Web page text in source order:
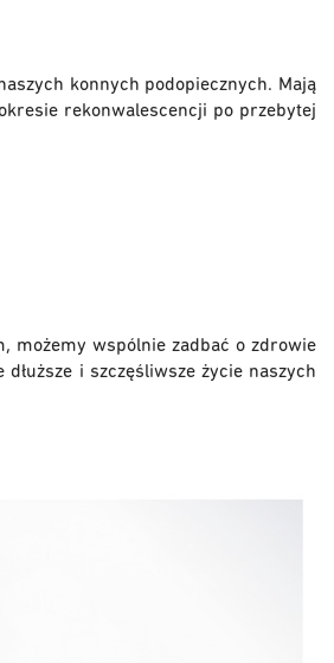
konnych podopiecznych. Mają
rekonwalescencji po przebytej
możemy wspólnie zadbać o zdrowie
i szczęśliwsze życie naszych